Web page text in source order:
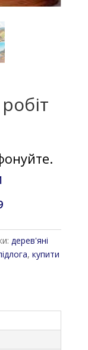
дерев'яні
, купити